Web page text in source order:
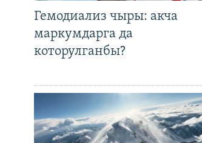
Гемодиализ чыры: акча
маркумдарга да
которулганбы?